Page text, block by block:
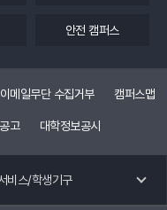
안전 캠퍼스
이메일무단 수집거부 캠퍼스맵
고 대학정보공시
비스/학생기구
공학교육혁신센터